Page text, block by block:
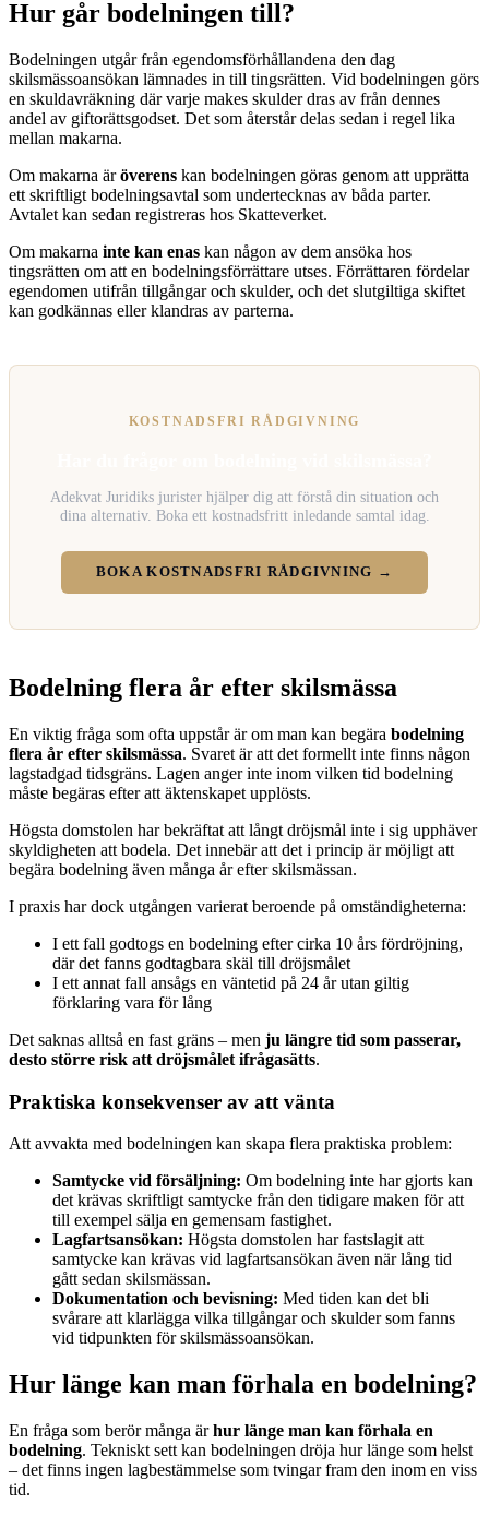
Hur går bodelningen till?
Bodelningen utgår från egendomsförhållandena den dag
skilsmässoansökan lämnades in till tingsrätten. Vid bodelningen görs
en skuldavräkning där varje makes skulder dras av från dennes
andel av giftorättsgodset. Det som återstår delas sedan i regel lika
mellan makarna.
Om makarna äröverens kan bodelningen göras genom att upprätta
ett skriftligt bodelningsavtal som undertecknas av båda parter.
Avtalet kan sedan registreras hos Skatteverket.
Om makarna inte kan enas kan någon av dem ansöka hos
tingsrätten om att en bodelningsförrättare utses. Förrättaren fördelar
egendomen utifrån tillgångar och skulder, och det slutgiltiga skiftet
kan godkännas eller klandras av parterna.
KOSTNADSFRI RÅDGIVNING
Adekvat Juridiks jurister hjälper dig att förstå din situation och
dina alternativ. Boka ett kostnadsfritt inledande samtal idag.
BOKA KOSTNADSFRI RÅDGIVNING →
Bodelning flera år efter skilsmässa
En viktig fråga som ofta uppstår är om man kan begära bodelning
flera år efter skilsmässa. Svaret är att det formellt inte finns någon
lagstadgad tidsgräns. Lagen anger inte inom vilken tid bodelning
måste begäras efter att äktenskapet upplösts.
Högsta domstolen har bekräftat att långt dröjsmål inte i sig upphäver
skyldigheten att bodela. Det innebär att det i princip är möjligt att
begära bodelning även många år efter skilsmässan.
I praxis har dock utgången varierat beroende på omständigheterna:
I ett fall godtogs en bodelning efter cirka 10 års fördröjning,
där det fanns godtagbara skäl till dröjsmålet
I ett annat fall ansågs en väntetid på 24 år utan giltig
förklaring vara för lång
Det saknas alltså en fast gräns – men ju längre tid som passerar,
desto större risk att dröjsmålet ifrågasätts.
Praktiska konsekvenser av att vänta
Att avvakta med bodelningen kan skapa flera praktiska problem:
Samtycke vid försäljning: Om bodelning inte har gjorts kan
det krävas skriftligt samtycke från den tidigare maken för att
till exempel sälja en gemensam fastighet.
Lagfartsansökan: Högsta domstolen har fastslagit att
samtycke kan krävas vid lagfartsansökan även när lång tid
gått sedan skilsmässan.
Dokumentation och bevisning: Med tiden kan det bli
svårare att klarlägga vilka tillgångar och skulder som fanns
vid tidpunkten för skilsmässoansökan.
Hur länge kan man förhala en bodelning?
En fråga som berör många ärhur länge man kan förhala en
bodelning. Tekniskt sett kan bodelningen dröja hur länge som helst
– det finns ingen lagbestämmelse som tvingar fram den inom en viss
tid.